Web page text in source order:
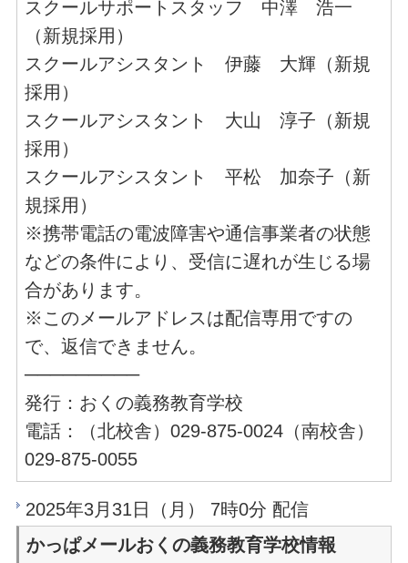
スクールサポートスタッフ 中澤 浩一
（新規採用）
スクールアシスタント 伊藤 大輝（新規
採用）
スクールアシスタント 大山 淳子（新規
採用）
スクールアシスタント 平松 加奈子（新
規採用）
※携帯電話の電波障害や通信事業者の状態
などの条件により、受信に遅れが生じる場
合があります。
※このメールアドレスは配信専用ですの
で、返信できません。
─────────
発行：おくの義務教育学校
電話：（北校舎）029-875-0024（南校舎）
029-875-0055
2025年3月31日（月） 7時0分 配信
かっぱメールおくの義務教育学校情報